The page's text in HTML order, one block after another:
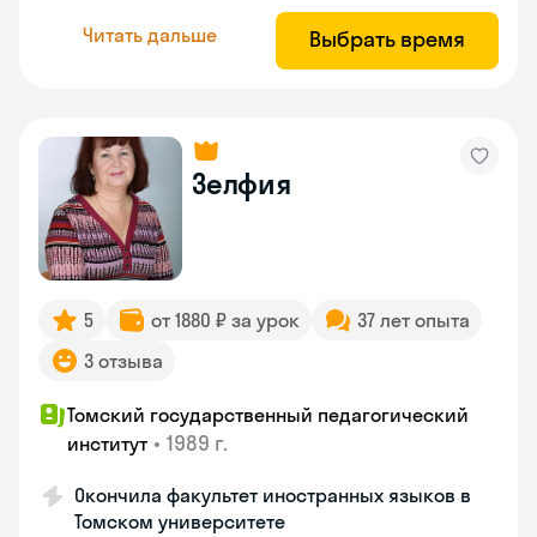
Читать дальше Выбрать время
Зелфия
5 от 1880 ₽ за урок
37 лет опыта
3 отзыва
Томский государственный педагогический
институт • 1989 г.
Окончила факультет иностранных языков в
Томском университете